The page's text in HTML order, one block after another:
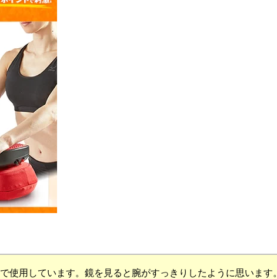
で使用しています。鏡を見ると腕がすっきり したように思います。